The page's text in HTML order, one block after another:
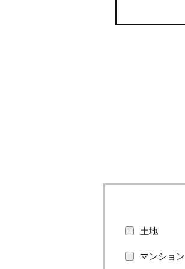
土地
マンション